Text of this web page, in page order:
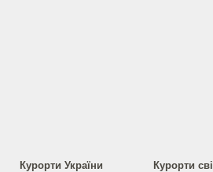
Курорти України Курорти